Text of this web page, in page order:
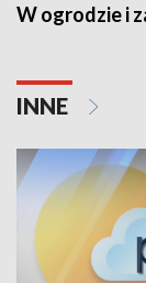
W ogrodzie i
INNE